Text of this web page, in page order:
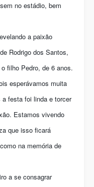
no estádio, bem
a paixão
Rodrigo dos Santos,
filho Pedro, de 6 anos.
esperávamos muita
a festa foi linda e torcer
Estamos vivendo
que isso ficará
na memória de
a se consagrar